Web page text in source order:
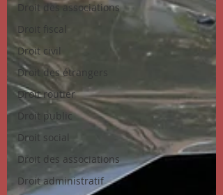
Droit des associations
Droit fiscal
Droit civil
Droit des étrangers
Droit routier
Droit public
Droit social
Droit des associations
Droit administratif